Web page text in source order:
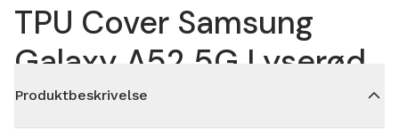
TPU Cover Samsung
Galaxy A52 5G Lyserød
Produktbeskrivelse